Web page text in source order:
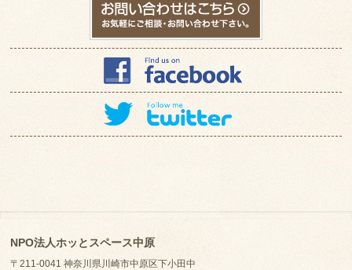
NPO法人ホッとスペース中原
〒211-0041 神奈川県川崎市中原区下小田中